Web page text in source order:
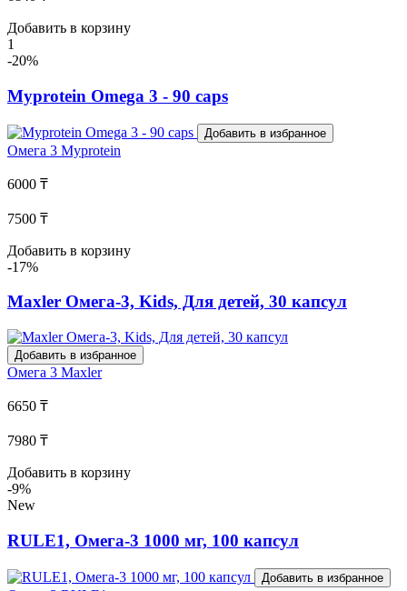
Добавить в корзину
1
-20%
Myprotein Omega 3 - 90 caps
Добавить в избранное
Омега 3 Myprotein
6000 ₸
7500 ₸
Добавить в корзину
-17%
Maxler Омега-3, Kids, Для детей, 30 капсул
Добавить в избранное
Омега 3 Maxler
6650 ₸
7980 ₸
Добавить в корзину
-9%
New
RULE1, Омега-3 1000 мг, 100 капсул
Добавить в избранное